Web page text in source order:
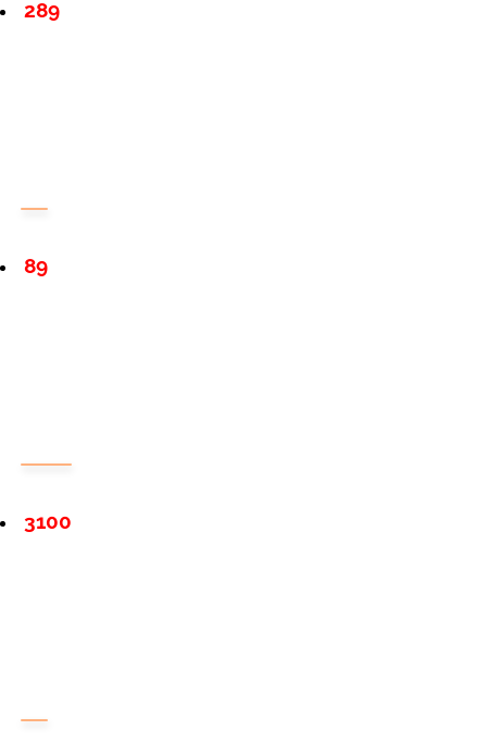
289
89
3100